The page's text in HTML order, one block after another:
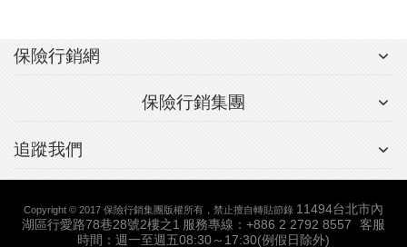
保險行銷網
保險行銷集團
追蹤我們
Copyright © 2017 保險行銷集團版權所有，禁止擅自轉貼節錄 11494台北市內
湖區行愛路78巷28號2樓之1 服務專線：+886 2 2792 8557
客服
時間：週一至週五08:30～17:30(例假日除外)